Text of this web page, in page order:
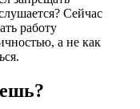
Сейчас
работу
а не как